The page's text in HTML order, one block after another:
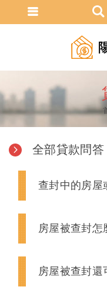
全部貸款問答
查封中的房屋
房屋被查封怎
房屋被查封還